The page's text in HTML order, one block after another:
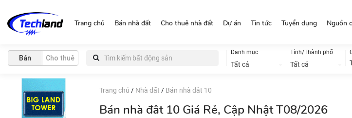
Trang chủ Bán nhà đất Cho thuê nhà đất Dự án Tin tức Tuyển dụng Nguồn
Bán Cho thuê
Danh mục
Tất cả
Tỉnh/Thành phố
Tất cả
Trang chủ / Nhà đất / Bán nhà đât 10
Bán nhà đât 10 Giá Rẻ, Cập Nhật T08/2026